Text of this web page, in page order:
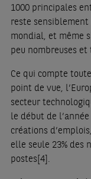
1000 principales
reste sensiblement
mondial, et même
peu nombreuses
Ce qui compte
point de vue,
secteur
le début de
créations
elle seule 23% des
postes[4].